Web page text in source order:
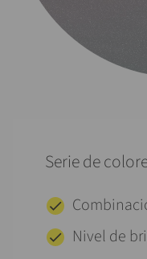
Serie de
Nivel de